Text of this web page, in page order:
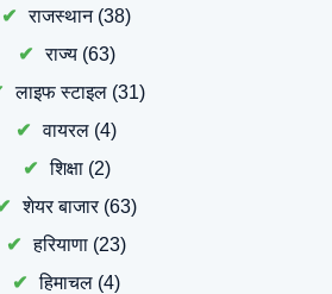
राजस्थान(38)
राज्य(63)
लाइफ स्टाइल(31)
वायरल (4)
शिक्षा(2)
शेयर बाजार(63)
हरियाणा (23)
हिमाचल (4)